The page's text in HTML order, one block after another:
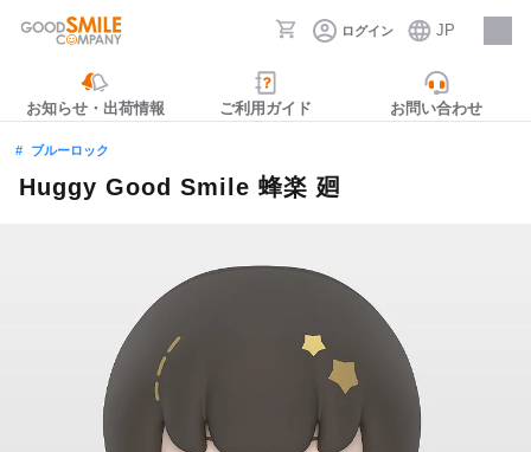
ログイン JP
採用情報
お知らせ・出荷情報 ご利用ガイド お問い合わせ
ブルーロック
Huggy Good Smile 蜂楽 廻